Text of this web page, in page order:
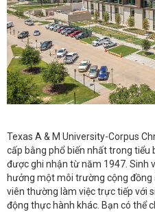
Texas A & M University-Corpus
cấp bằng phổ biến nhất trong tiểu
được ghi nhận từ năm 1947. Sinh
hưởng một môi trường cộng đồng
viên thường làm việc trực tiếp với
động thực hành khác. Bạn có thể